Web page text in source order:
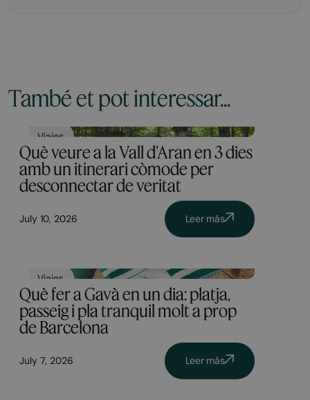
També et pot interessar...
Viajes
Què veure a la Vall d'Aran en 3 dies
amb un itinerari còmode per
desconnectar de veritat
July 10, 2026 Leer más
Viajes
Què fer a Gavà en un dia: platja,
passeig i pla tranquil molt a prop
de Barcelona
July 7, 2026 Leer más